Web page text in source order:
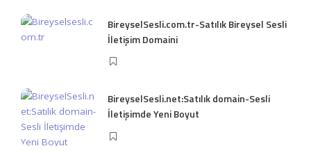
BireyselSesli.com.tr-Satılık Bireysel Sesli
İletişim Domaini
BireyselSesli.net:Satılık domain-Sesli
İletişimde Yeni Boyut